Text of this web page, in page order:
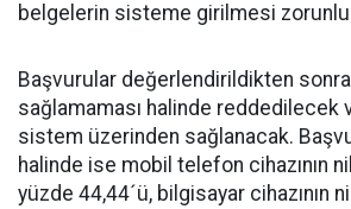
belgelerin sisteme girilmesi
Başvurular değerlendirildikten sonra
sağlamaması halinde reddedilecek
sistem üzerinden sağlanacak.
halinde ise mobil telefon cihazının
yüzde 44,44´ü, bilgisayar cihazının